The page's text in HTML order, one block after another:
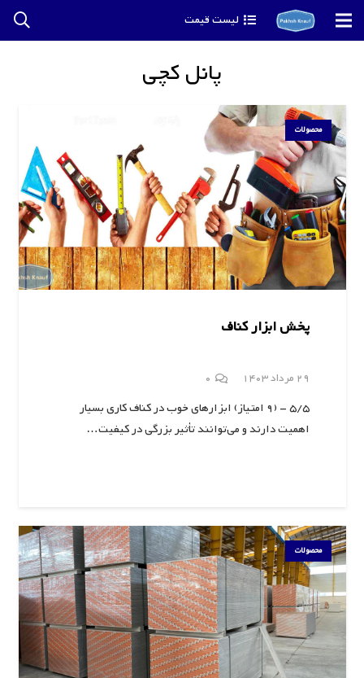
لیست قیمت
پانل کچی
محصولات
پخش ابزار کناف
29 مرداد 1403 0
5/5 - (9 امتیاز) ابزارهای خوب در کناف کاری بسیار
اهمیت دارند و می‌توانند تأثیر بزرگی در کیفیت…
محصولات